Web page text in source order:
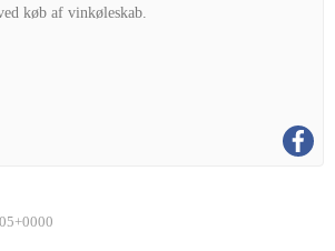
køb af vinkøleskab.